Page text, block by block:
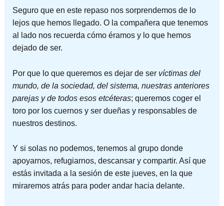
Seguro que en este repaso nos sorprendemos de lo
lejos que hemos llegado. O la compañera que tenemos
al lado nos recuerda cómo éramos y lo que hemos
dejado de ser.
Por que lo que queremos es dejar de ser víctimas del
mundo, de la sociedad, del sistema, nuestras anteriores
parejas y de todos esos etcéteras; queremos coger el
toro por los cuernos y ser dueñas y responsables de
nuestros destinos.
Y si solas no podemos, tenemos al grupo donde
apoyarnos, refugiarnos, descansar y compartir. Así que
estás invitada a la sesión de este jueves, en la que
miraremos atrás para poder andar hacia delante.